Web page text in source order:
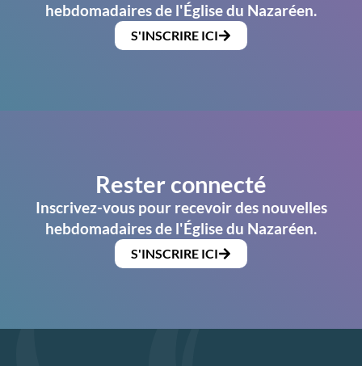
hebdomadaires de l'Église du Nazaréen.
S'INSCRIRE ICI
Rester connecté
Inscrivez-vous pour recevoir des nouvelles
hebdomadaires de l'Église du Nazaréen.
S'INSCRIRE ICI